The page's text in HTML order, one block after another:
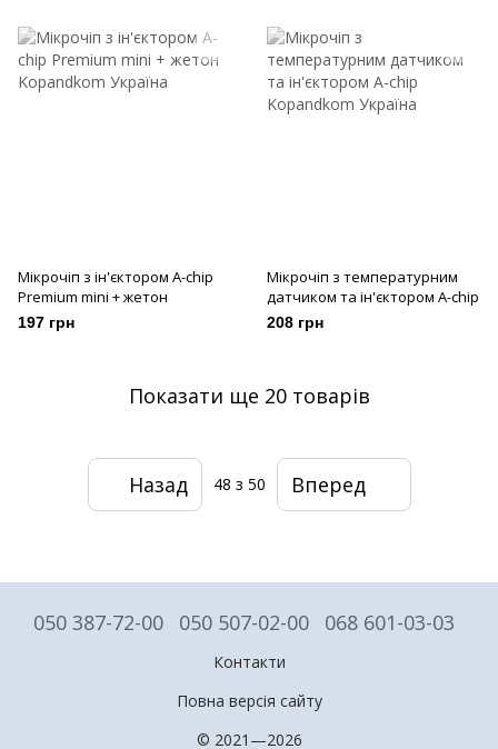
Мікрочіп з ін'єктором A-chip
Premium mini + жетон
197 грн
Мікрочіп з температурним
датчиком та ін'єктором A-chip
208 грн
Показати ще 20 товарів
Назад 48 з 50 Вперед
050 387-72-00 050 507-02-00 068 601-03-03
Контакти
Повна версія сайту
© 2021—2026